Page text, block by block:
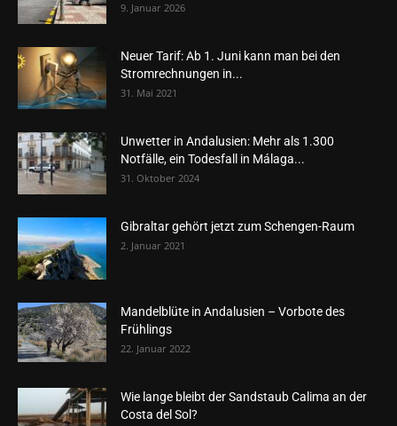
9. Januar 2026
Neuer Tarif: Ab 1. Juni kann man bei den
Stromrechnungen in...
31. Mai 2021
Unwetter in Andalusien: Mehr als 1.300
Notfälle, ein Todesfall in Málaga...
31. Oktober 2024
Gibraltar gehört jetzt zum Schengen-Raum
2. Januar 2021
Mandelblüte in Andalusien – Vorbote des
Frühlings
22. Januar 2022
Wie lange bleibt der Sandstaub Calima an der
Costa del Sol?